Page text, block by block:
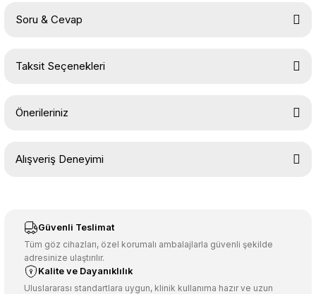
Soru & Cevap
Taksit Seçenekleri
Önerileriniz
konularda yetersiz gördüğünüz noktaları öneri formunu kullanarak
Ürün resmi kalitesiz, bozuk veya görüntülenemiyor.
Ürün açıklamasında eksik bilgiler bulunuyor.
Ürün bilgilerinde hatalar bulunuyor.
Ürün fiyatı diğer sitelerden daha pahalı.
Alışveriş Deneyimi
Güvenli Teslimat
Tüm göz cihazları, özel korumalı ambalajlarla güvenli şekilde
adresinize ulaştırılır.
Kalite ve Dayanıklılık
Uluslararası standartlara uygun, klinik kullanıma hazır ve uzun